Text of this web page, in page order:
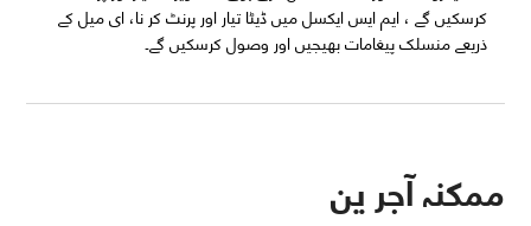
کرسکیں گے ، ایم ایس ایکسل میں ڈیٹا تیار اور پرنٹ کر نا، ای میل کے
ذریعے منسلک پیغامات بھیجیں اور وصول کرسکیں گے۔
ممکنہ آجر ین